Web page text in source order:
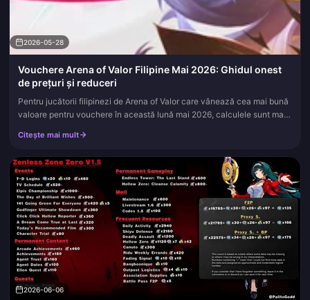
2026-05-28
Vouchere Arena of Valor Filipine Mai 2026: Ghidul onest
de prețuri și reduceri
Pentru jucătorii filipinezi de Arena of Valor care vânează cea mai bună
valoare pentru vouchere în această lună mai 2026, calculele sunt mai
Citește mai mult
2026-06-06